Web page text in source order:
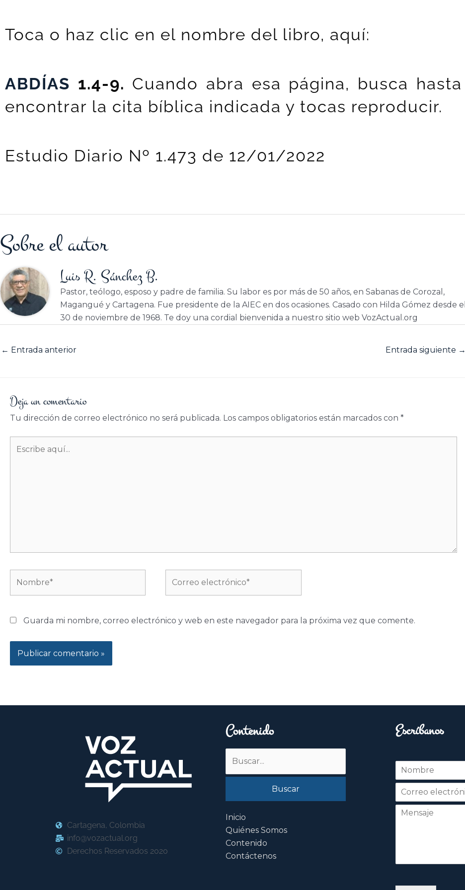
Toca o haz clic en el nombre del libro, aquí:
ABDÍAS 1.4-9. Cuando abra esa página, busca hasta
encontrar la cita bíblica indicada y tocas reproducir.
Estudio Diario Nº 1.473 de 12/01/2022
Sobre el autor
Luis R. Sánchez B.
Pastor, teólogo, esposo y padre de familia. Su labor es por más de 50 años, en Sabanas de Corozal,
Magangué y Cartagena. Fue presidente de la AIEC en dos ocasiones. Casado con Hilda Gómez desde el
30 de noviembre de 1968. Te doy una cordial bienvenida a nuestro sitio web VozActual.org
← Entrada anterior Entrada siguiente →
Deja un comentario
Tu dirección de correo electrónico no será publicada. Los campos obligatorios están marcados con *
aquí...
electrónico*
Guarda mi nombre, correo electrónico y web en este navegador para la próxima vez que comente.
Cartagena, Colombia
info@vozactual.org
Derechos Reservados 2020
Contenido
por:
Inicio
Quiénes Somos
Contenido
Contáctenos
Escríbanos
m
r
Nombre